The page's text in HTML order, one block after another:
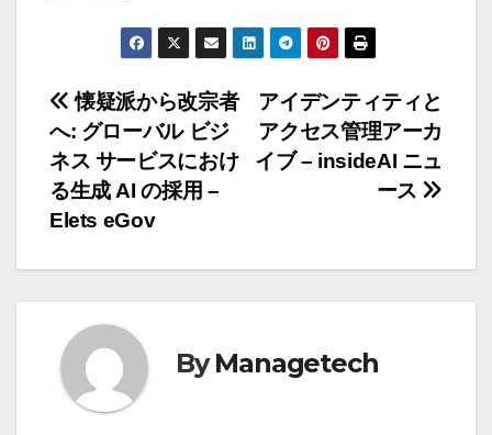
投
稿
ナ
ー
シ
アイデンティティと
アクセス管理アーカ
イブ – insideAI ニュ
ース
懐疑派から改宗者
へ: グローバル ビジ
ネス サービスにおけ
る生成 AI の採用 –
Elets eGov
ByManagetech